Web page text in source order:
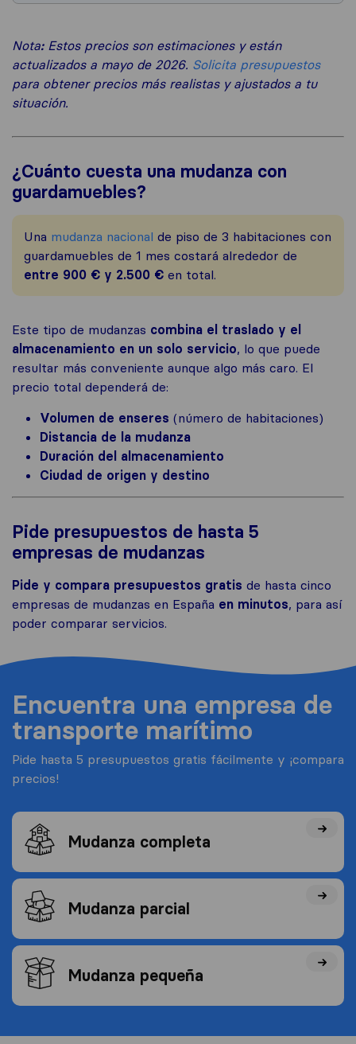
Nota:Estos precios son estimaciones y están
actualizados a mayo de 2026. Solicita presupuestos
para obtener precios más realistas y ajustados a tu
situación.
¿Cuánto cuesta una mudanza con
guardamuebles?
Una mudanza nacional de piso de 3 habitaciones con
guardamuebles de 1 mes costará alrededor de
entre 900 € y 2.500 € en total.
Este tipo de mudanzas combina el traslado y el
almacenamiento en un solo servicio, lo que puede
resultar más conveniente aunque algo más caro. El
precio total dependerá de:
Volumen de enseres (número de habitaciones)
Distancia de la mudanza
Duración del almacenamiento
Ciudad de origen y destino
Pide presupuestos de hasta 5
empresas de mudanzas
Pide y compara presupuestos gratis de hasta cinco
empresas de mudanzas en España en minutos, para así
poder comparar servicios.
Encuentra una empresa de
transporte marítimo
Pide hasta 5 presupuestos gratis fácilmente y ¡compara
precios!
Mudanza completa
Mudanza parcial
Mudanza pequeña